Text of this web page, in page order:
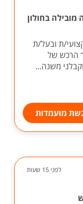
בחולון
ת ובעל/ת
הרכש של
משנה...
מועמדות
לפני 15 שעות